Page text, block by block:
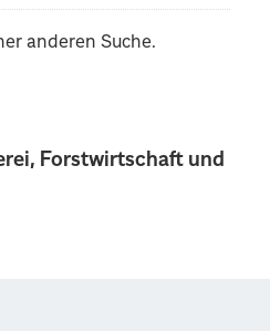
Forstwirtschaft und
anderen Suche.